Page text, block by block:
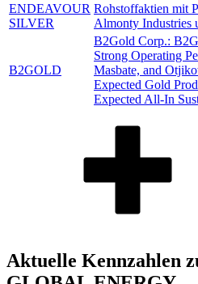
ENDEAVOUR
SILVER
Rohstoffaktien mit
Almonty Industries
B2GOLD
B2Gold Corp.:
Strong Operating
Masbate, and
Expected Gold
Expected All-In
Aktuelle Kennzahlen